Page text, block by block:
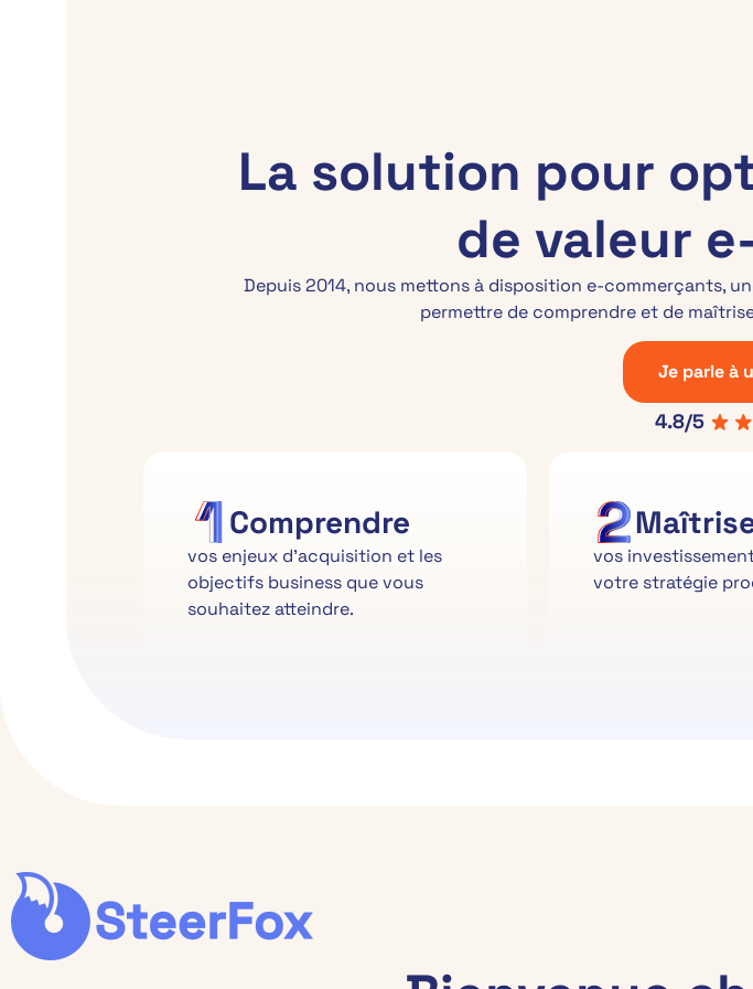
La solution pour
de valeur
Depuis 2014, nous mettons à disposition e-commerçants,
permettre de comprendre et de
Je parle à
4.8/5
Comprendre
vos enjeux d’acquisition et les
objectifs business que vous
souhaitez atteindre.
vos
votre stratégie